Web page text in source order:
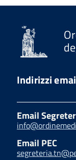
Indirizzi
Email
Email PEC